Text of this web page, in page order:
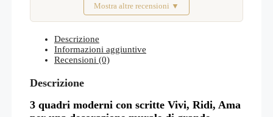
Febbraio 2026Mostra altre recensioni ▼
Descrizione
Informazioni aggiuntive
Recensioni (0)
Descrizione
3 quadri moderni con scritte Vivi, Ridi, Ama